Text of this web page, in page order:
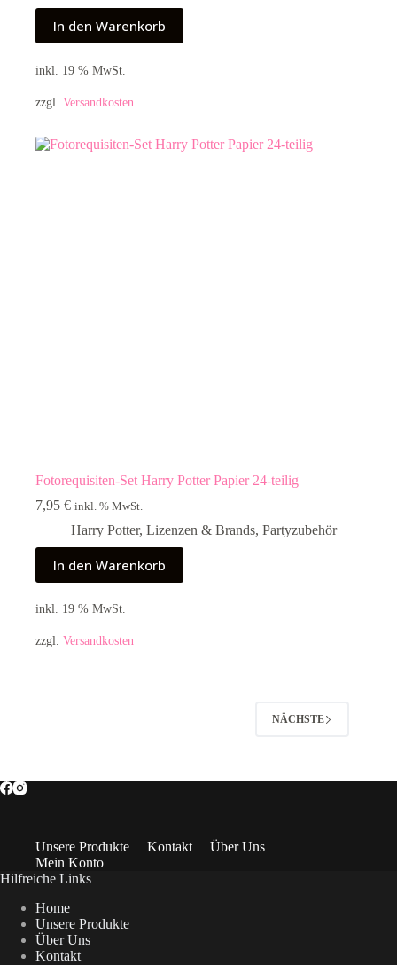
In den Warenkorb
inkl. 19 % MwSt.
zzgl. Versandkosten
Fotorequisiten-Set Harry Potter Papier 24-teilig
7,95 € inkl. % MwSt.
Harry Potter, Lizenzen & Brands, Partyzubehör
In den Warenkorb
inkl. 19 % MwSt.
zzgl. Versandkosten
NÄCHSTE
Unsere Produkte Kontakt
Über Uns
Mein Konto
Hilfreiche Links
Home
Unsere Produkte
Über Uns
Kontakt